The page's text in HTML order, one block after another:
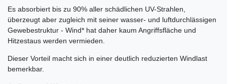
Es absorbiert bis zu 90% aller schädlichen UV-Strahlen,
überzeugt aber zugleich mit seiner wasser- und luftdurchlässigen
Gewebestruktur - Wind* hat daher kaum Angriffsfläche und
Hitzestaus werden vermieden.
Dieser Vorteil macht sich in einer deutlich reduzierten Windlast
bemerkbar.